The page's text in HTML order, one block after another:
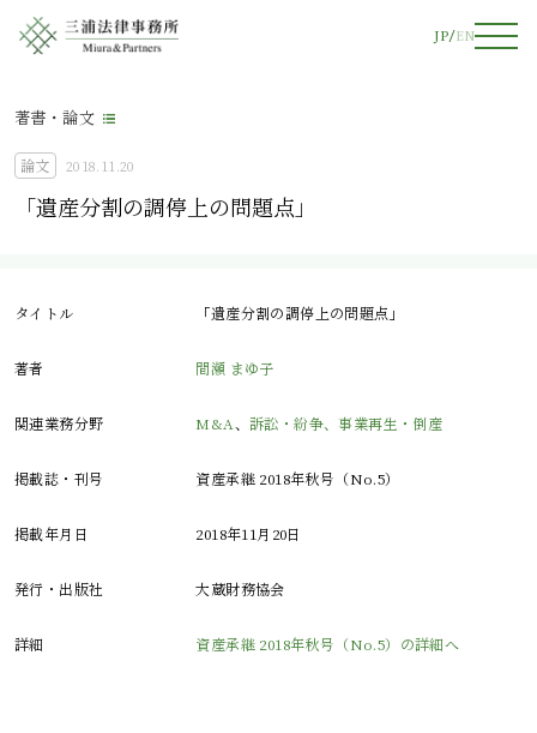
JP EN
著書・論文
論文 2018.11.20
「遺産分割の調停上の問題点」
タイトル 「遺産分割の調停上の問題点」
著者 間瀬 まゆ子
関連業務分野 M&A、 訴訟・紛争、事業再生・倒産
掲載誌・刊号 資産承継 2018年秋号（No.5）
掲載年月日 2018年11月20日
発行・出版社 大蔵財務協会
詳細 資産承継 2018年秋号（No.5）の詳細へ